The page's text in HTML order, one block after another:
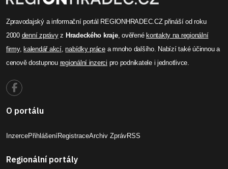
Zpravodajský a informační portál REGIONHRADEC.CZ přináší od roku
2000 denní zprávyz Hradeckého kraje, ověřenékontakty na regionální
firmy,kalendář akcí,nabídky prácea mnoho dalšího. Nabízí také účinnou a
cenově dostupnou regionální inzerci pro podnikatele i jednotlivce.
O portálu
InzercePřihlášeníRegistraceArchiv ZprávRSS
Regionální portály